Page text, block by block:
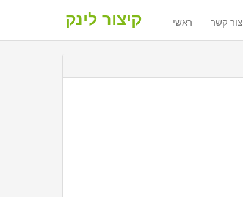
קיצור לינק ראשי צור קשר